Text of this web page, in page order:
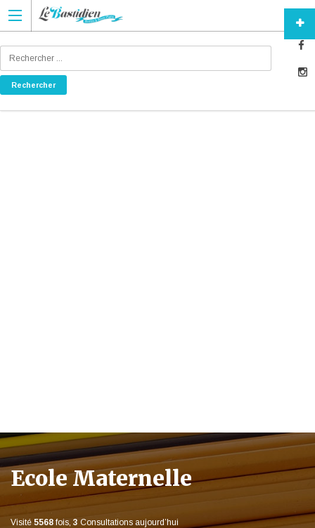
Ecole Maternelle
Visité 5568 fois, 3 Consultations aujourd’hui